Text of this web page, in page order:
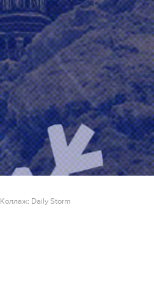
Коллаж: Daily Storm